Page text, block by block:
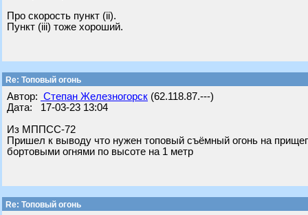
Про скорость пункт (ii).
Пункт (iii) тоже хороший.
Re: Топовый огонь
Автор: Степан Железногорск (62.118.87.---)
Дата: 17-03-23 13:04
Из МППСС-72
Пришел к выводу что нужен топовый съёмный огонь на
бортовыми огнями по высоте на 1 метр
Re: Топовый огонь